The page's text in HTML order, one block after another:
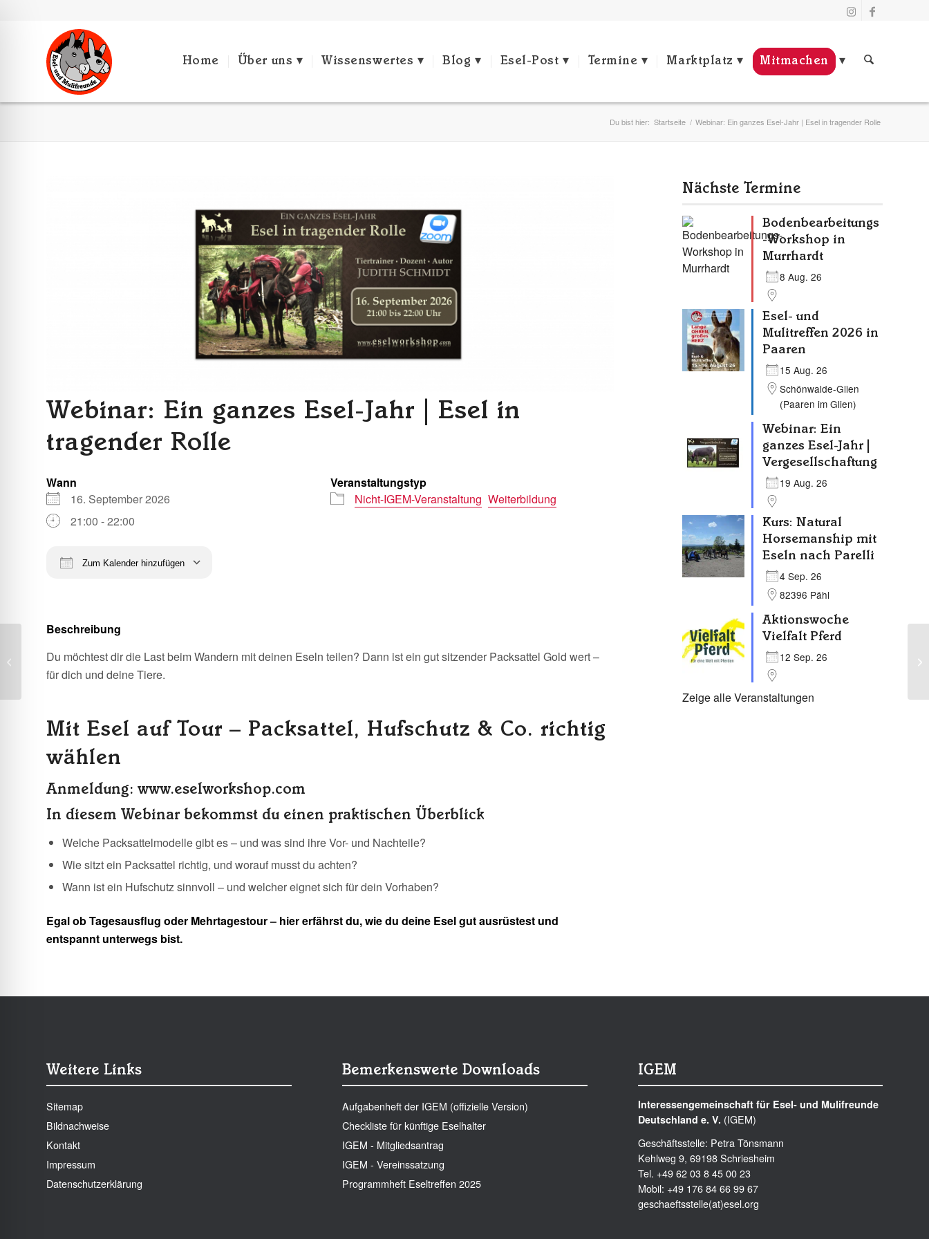
Home Über uns Wissenswertes Blog Esel-Post Termine Marktplatz Mitmachen
Du bist hier: Startseite / Webinar: Ein ganzes Esel-Jahr | Esel in tragender Rolle
Webinar: Ein ganzes Esel-Jahr | Esel in
tragender Rolle
Wann
16. September 2026
21:00 - 22:00
Zum Kalender hinzufügen
Veranstaltungstyp
Nicht-IGEM-Veranstaltung Weiterbildung
Beschreibung
Du möchtest dir die Last beim Wandern mit deinen Eseln teilen? Dann ist ein gut sitzender Packsattel Gold wert –
für dich und deine Tiere.
Mit Esel auf Tour – Packsattel, Hufschutz & Co. richtig
wählen
Anmeldung: www.eselworkshop.com
In diesem Webinar bekommst du einen praktischen Überblick
Welche Packsattelmodelle gibt es – und was sind ihre Vor- und Nachteile?
Wie sitzt ein Packsattel richtig, und worauf musst du achten?
Wann ist ein Hufschutz sinnvoll – und welcher eignet sich für dein Vorhaben?
Egal ob Tagesausflug oder Mehrtagestour – hier erfährst du, wie du deine Esel gut ausrüstest und
entspannt unterwegs bist.
Nächste Termine
Bodenbearbeitungs
-Workshop in
Murrhardt
8 Aug. 26
Esel- und
Mulitreffen 2026 in
Paaren
15 Aug. 26
Schönwalde-Glien
(Paaren im Glien)
Webinar: Ein
ganzes Esel-Jahr |
Vergesellschaftung
19 Aug. 26
Kurs: Natural
Horsemanship mit
Eseln nach Parelli
4 Sep. 26
82396 Pähl
Aktionswoche
Vielfalt Pferd
12 Sep. 26
Zeige alle Veranstaltungen
Weitere Links
Sitemap
Bildnachweise
Kontakt
Impressum
Datenschutzerklärung
Bemerkenswerte Downloads
Aufgabenheft der IGEM (offizielle Version)
Checkliste für künftige Eselhalter
IGEM - Mitgliedsantrag
IGEM - Vereinssatzung
Programmheft Eseltreffen 2025
IGEM
Interessengemeinschaft für Esel- und Mulifreunde
Deutschland e. V. (IGEM)
Geschäftsstelle: Petra Tönsmann
Kehlweg 9, 69198 Schriesheim
Tel. +49 62 03 8 45 00 23
Mobil: +49 176 84 66 99 67
geschaeftsstelle(at)esel.org
Usinger Laurentius-
Markt mit Eseln